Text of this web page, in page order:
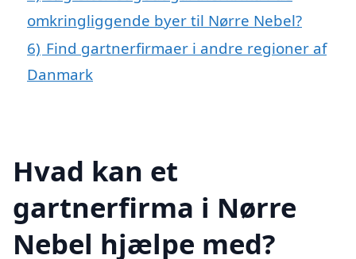
omkringliggende byer til Nørre Nebel?
6) Find gartnerfirmaer i andre regioner af
Danmark
Hvad kan et
gartnerfirma i Nørre
Nebel hjælpe med?